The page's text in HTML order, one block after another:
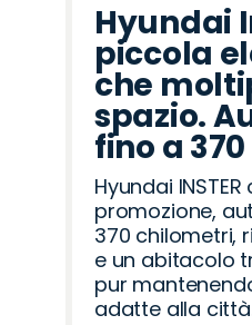
Hyundai
piccola
che
spazio.
fino a
Hyundai
promozione,
370 chilometri,
e un abitacolo
pur
adatte alla